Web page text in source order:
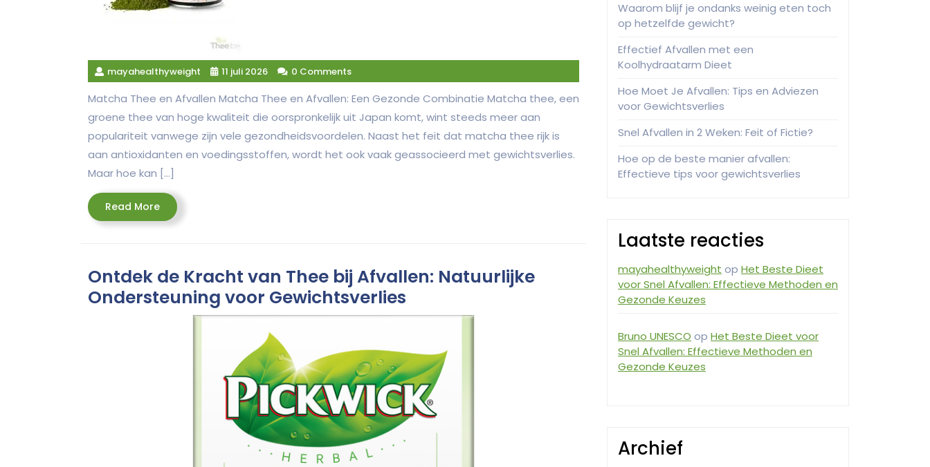
mayahealthyweight 11 juli 2026 0 Comments
Matcha Thee en Afvallen Matcha Thee en Afvallen: Een Gezonde Combinatie Matcha thee, een
groene thee van hoge kwaliteit die oorspronkelijk uit Japan komt, wint steeds meer aan
populariteit vanwege zijn vele gezondheidsvoordelen. Naast het feit dat matcha thee rijk is
aan antioxidanten en voedingsstoffen, wordt het ook vaak geassocieerd met gewichtsverlies.
Maar hoe kan […]
Read MoreRead
More
Ontdek de Kracht van Thee bij Afvallen: Natuurlijke
Ondersteuning voor Gewichtsverlies
Waarom blijf je ondanks weinig eten toch
op hetzelfde gewicht?
Effectief Afvallen met een
Koolhydraatarm Dieet
Hoe Moet Je Afvallen: Tips en Adviezen
voor Gewichtsverlies
Snel Afvallen in 2 Weken: Feit of Fictie?
Hoe op de beste manier afvallen:
Effectieve tips voor gewichtsverlies
Laatste reacties
mayahealthyweight op Het Beste Dieet
voor Snel Afvallen: Effectieve Methoden en
Gezonde Keuzes
Bruno UNESCO op Het Beste Dieet voor
Snel Afvallen: Effectieve Methoden en
Gezonde Keuzes
Archief